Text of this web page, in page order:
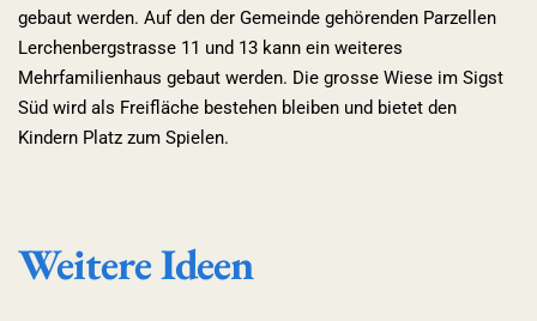
gebaut werden. Auf den der Gemeinde gehörenden Parzellen
Lerchenbergstrasse 11 und 13 kann ein weiteres
Mehrfamilienhaus gebaut werden. Die grosse Wiese im Sigst
Süd wird als Freifläche bestehen bleiben und bietet den
Kindern Platz zum Spielen.
Weitere Ideen